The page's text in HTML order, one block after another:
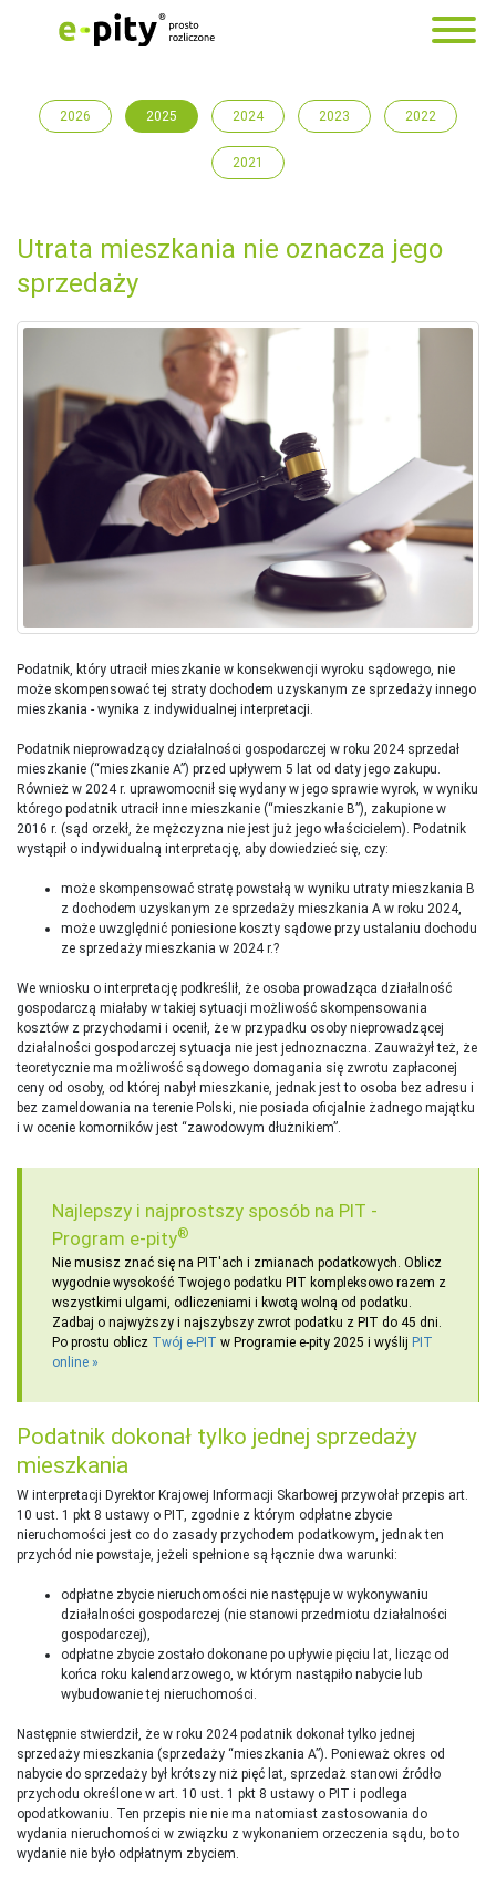
2026 2025 2024 2023 2022
2021
Utrata mieszkania nie oznacza jego
sprzedaży
Podatnik, który utracił mieszkanie w konsekwencji wyroku sądowego, nie
może skompensować tej straty dochodem uzyskanym ze sprzedaży innego
mieszkania - wynika z indywidualnej interpretacji.
Podatnik nieprowadzący działalności gospodarczej w roku 2024 sprzedał
mieszkanie (“mieszkanie A”) przed upływem 5 lat od daty jego zakupu.
Również w 2024 r. uprawomocnił się wydany w jego sprawie wyrok, w wyniku
którego podatnik utracił inne mieszkanie (“mieszkanie B”), zakupione w
2016 r. (sąd orzekł, że mężczyzna nie jest już jego właścicielem). Podatnik
wystąpił o indywidualną interpretację, aby dowiedzieć się, czy:
może skompensować stratę powstałą w wyniku utraty mieszkania B
z dochodem uzyskanym ze sprzedaży mieszkania A w roku 2024,
może uwzględnić poniesione koszty sądowe przy ustalaniu dochodu
ze sprzedaży mieszkania w 2024 r.?
We wniosku o interpretację podkreślił, że osoba prowadząca działalność
gospodarczą miałaby w takiej sytuacji możliwość skompensowania
kosztów z przychodami i ocenił, że w przypadku osoby nieprowadzącej
działalności gospodarczej sytuacja nie jest jednoznaczna. Zauważył też, że
teoretycznie ma możliwość sądowego domagania się zwrotu zapłaconej
ceny od osoby, od której nabył mieszkanie, jednak jest to osoba bez adresu i
bez zameldowania na terenie Polski, nie posiada oficjalnie żadnego majątku
i w ocenie komorników jest “zawodowym dłużnikiem”.
Najlepszy i najprostszy sposób na PIT -
Program e-pity®
Nie musisz znać się na PIT'ach i zmianach podatkowych. Oblicz
wygodnie wysokość Twojego podatku PIT kompleksowo razem z
wszystkimi ulgami, odliczeniami i kwotą wolną od podatku.
Zadbaj o najwyższy i najszybszy zwrot podatku z PIT do 45 dni.
Po prostu oblicz Twój e-PIT w Programie e-pity 2025 i wyślij PIT
online
Podatnik dokonał tylko jednej sprzedaży
mieszkania
W interpretacji Dyrektor Krajowej Informacji Skarbowej przywołał przepis art.
10 ust. 1 pkt 8 ustawy o PIT, zgodnie z którym odpłatne zbycie
nieruchomości jest co do zasady przychodem podatkowym, jednak ten
przychód nie powstaje, jeżeli spełnione są łącznie dwa warunki:
odpłatne zbycie nieruchomości nie następuje w wykonywaniu
działalności gospodarczej (nie stanowi przedmiotu działalności
gospodarczej),
odpłatne zbycie zostało dokonane po upływie pięciu lat, licząc od
końca roku kalendarzowego, w którym nastąpiło nabycie lub
wybudowanie tej nieruchomości.
Następnie stwierdził, że w roku 2024 podatnik dokonał tylko jednej
sprzedaży mieszkania (sprzedaży “mieszkania A”). Ponieważ okres od
nabycie do sprzedaży był krótszy niż pięć lat, sprzedaż stanowi źródło
przychodu określone w art. 10 ust. 1 pkt 8 ustawy o PIT i podlega
opodatkowaniu. Ten przepis nie nie ma natomiast zastosowania do
wydania nieruchomości w związku z wykonaniem orzeczenia sądu, bo to
wydanie nie było odpłatnym zbyciem.